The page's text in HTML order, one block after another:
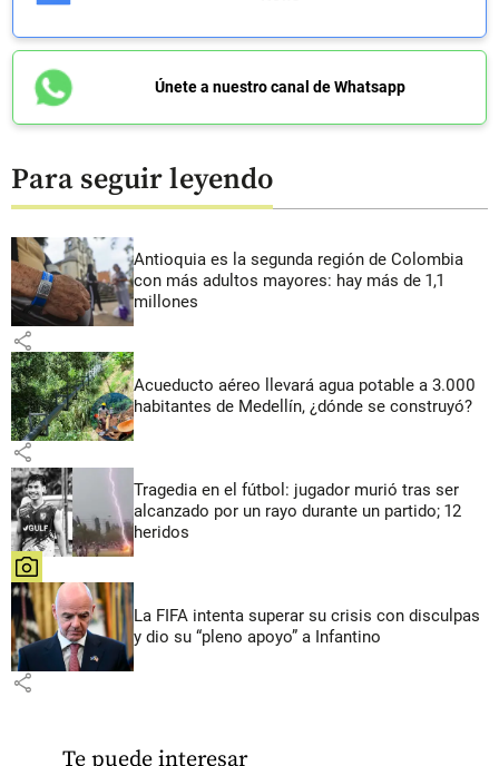
Únete a nuestro canal de Whatsapp
Para seguir leyendo
Antioquia es la segunda región de Colombia
con más adultos mayores: hay más de 1,1
millones
share
Acueducto aéreo llevará agua potable a 3.000
habitantes de Medellín, ¿dónde se construyó?
share
Tragedia en el fútbol: jugador murió tras ser
alcanzado por un rayo durante un partido; 12
heridos
share
La FIFA intenta superar su crisis con disculpas
y dio su “pleno apoyo” a Infantino
share
Te puede interesar